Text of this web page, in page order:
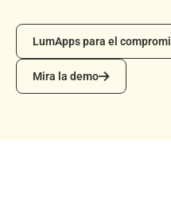
LumApps para el compromiso
LumApps para el
Mira la demo
Mira la demo